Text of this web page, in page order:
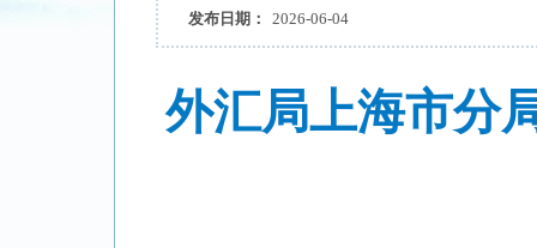
发布日期：
2026-06-04
外汇局上海市分